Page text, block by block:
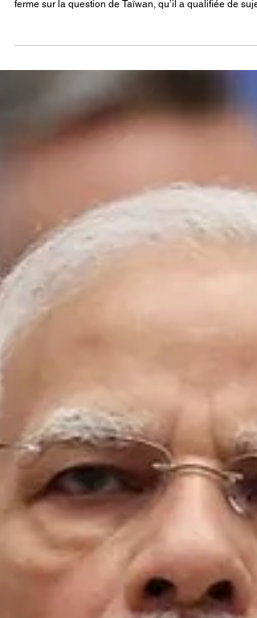
Lors de sa rencontre avec Donald Trump à Pékin, le